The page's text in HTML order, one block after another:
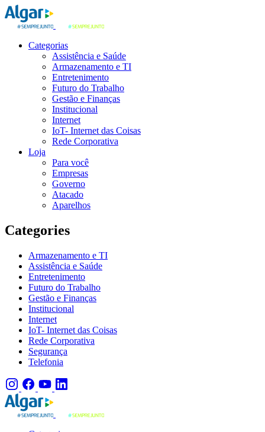
Categorias
Assistência e Saúde
Armazenamento e TI
Entretenimento
Futuro do Trabalho
Gestão e Finanças
Institucional
Internet
IoT- Internet das Coisas
Rede Corporativa
Loja
Para você
Empresas
Governo
Atacado
Aparelhos
Categories
Armazenamento e TI
Assistência e Saúde
Entretenimento
Futuro do Trabalho
Gestão e Finanças
Institucional
Internet
IoT- Internet das Coisas
Rede Corporativa
Segurança
Telefonia